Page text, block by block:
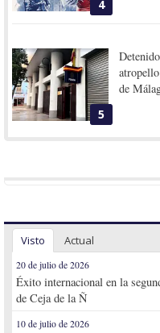
4
5
de
Visto Actual
20 de julio de 2026
Éxito internacional en la
de Ceja de la Ñ
10 de julio de 2026